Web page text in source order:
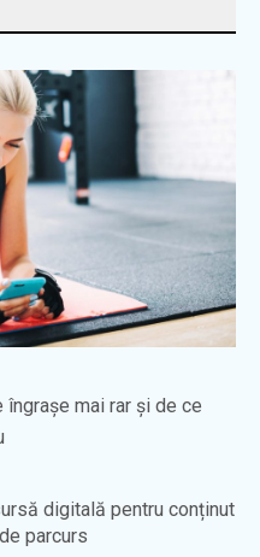
mai rar și de ce
digitală pentru conținut
parcurs